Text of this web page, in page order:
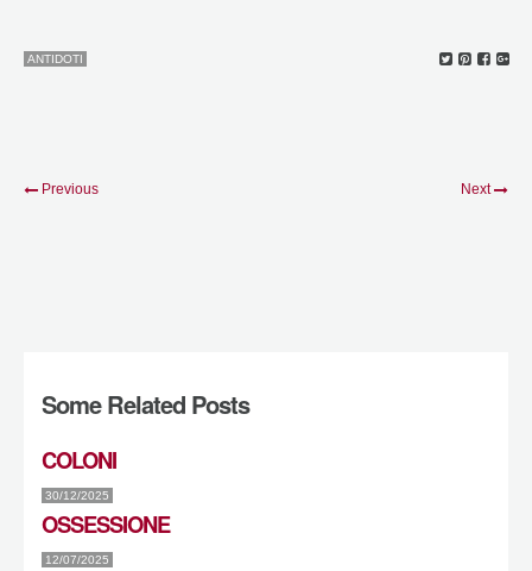
ANTIDOTI
Previous Next
Some Related Posts
COLONI
30/12/2025
OSSESSIONE
12/07/2025